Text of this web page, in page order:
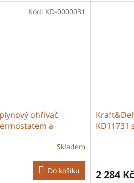
ohřívač
a
Skladem
Do košíku
Kód: KD-0000031
KD11731
2 284 Kč